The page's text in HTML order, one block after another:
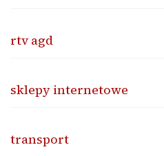
rtv agd
sklepy internetowe
transport